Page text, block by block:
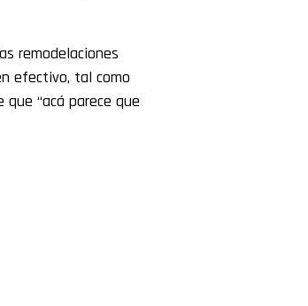
remodelaciones
efectivo, tal como
“acá parece que